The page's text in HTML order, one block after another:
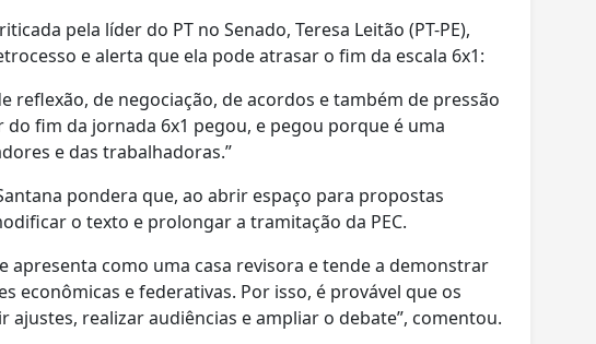
pela líder do PT no Senado, Teresa Leitão (PT-PE),
e alerta que ela pode atrasar o fim da escala 6x1:
reflexão, de negociação, de acordos e também de pressão
fim da jornada 6x1 pegou, e pegou porque é uma
e das trabalhadoras.”
pondera que, ao abrir espaço para propostas
o texto e prolongar a tramitação da PEC.
apresenta como uma casa revisora e tende a demonstrar
econômicas e federativas. Por isso, é provável que os
realizar audiências e ampliar o debate”, comentou.